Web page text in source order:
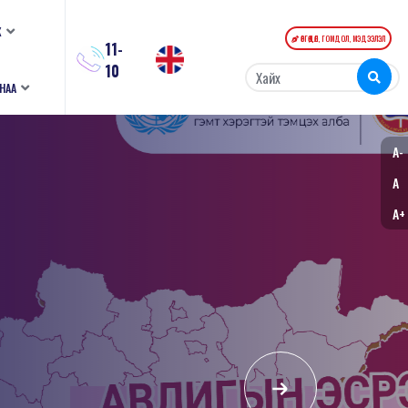
11-
10
ӨРГӨДӨЛ, ГОМДОЛ, МЭДЭЭЛЭЛ
A-
A
A+